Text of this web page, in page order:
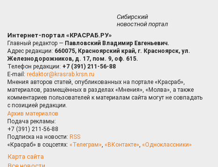
Сибирский
новостной портал
Интернет-портал «КРАСРАБ.РУ»
Главный редактор — Павловский Владимир Евгеньевич.
Адрес редакции: 660075, Красноярский край, г. Красноярск, ул.
Железнодорожников, д. 17, пом. 9, оф. 615.
Телефон редакции: +7 (391) 211-56-88
E-mail: redaktor@krasrab.krsn.ru
Мнения авторов статей, опубликованных на портале «Красраб»,
материалов, размещённых в разделах «Мнения», «Молва», а также
комментариев пользователей к материалам сайта могут не совпадать
с позицией редакции.
Архив материалов
Подача рекламы:
+7 (391) 211-56-88
Подписка на новости: RSS
«Красраб» в соцсетях: «Телеграм», «ВКонтакте», «Одноклассники»
Карта сайта